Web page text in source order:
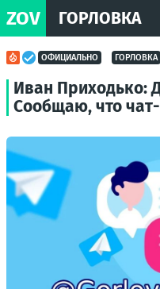
ZOV ГОРЛОВКА
ОФИЦИАЛЬНО ГОРЛОВКА
Иван Приходько:
Сообщаю, что